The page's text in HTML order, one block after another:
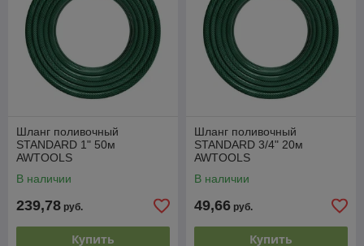
Шланг поливочный
STANDARD 1" 50м
AWTOOLS
В наличии
239,78 руб.
Купить
Шланг поливочный
STANDARD 3/4" 20м
AWTOOLS
В наличии
49,66 руб.
Купить